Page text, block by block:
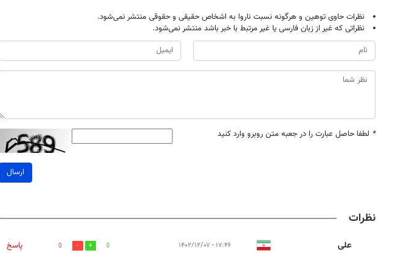
نظرات حاوی توهین و هرگونه نسبت ناروا به اشخاص حقیقی و حقوقی منتشر نمی‌شود.
نظراتی که غیر از زبان فارسی یا غیر مرتبط با خبر باشد منتشر نمی‌شود.
* لطفا حاصل عبارت را در جعبه متن روبرو وارد کنید
ارسال
نظرات
علی ۱۷:۴۶ - ۱۴۰۲/۱۲/۰۷ 0
0
پاسخ